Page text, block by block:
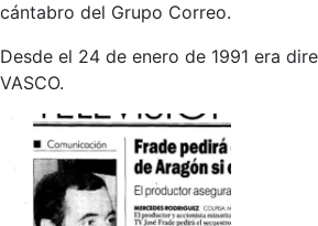
cántabro del Grupo Correo.
Desde el 24 de enero de 1991 era
VASCO.